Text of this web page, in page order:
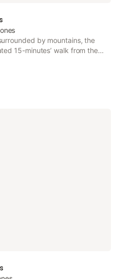
by mountains, the
15-minutes’ walk from the
heating and free Wi-Fi.